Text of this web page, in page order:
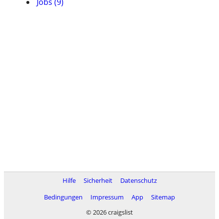
Hilfe Sicherheit
Datenschutz
Bedingungen
Impressum App
Sitemap
© 2026 craigslist